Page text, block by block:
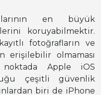
en büyük
koruyabilmektir.
fotoğrafların ve
erişilebilir olmaması
Apple iOS
çeşitli güvenlik
biri de iPhone